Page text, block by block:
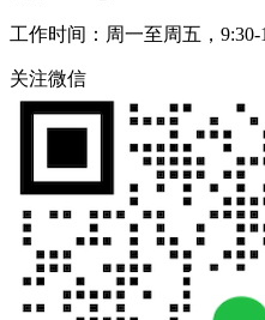
工作时间：周一至周五，
关注微信